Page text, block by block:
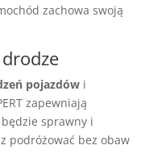
zachowa swoją
pojazdówi
zapewniają
sprawny i
podróżować bez obaw